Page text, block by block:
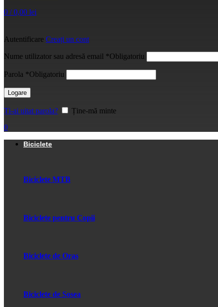
0 / 0,00 lei
Autentificare Creați un cont
Nume utilizator sau adresă email *Obligatoriu
Parola *Obligatoriu
Logare
Ți-ai uitat parola?
Ține-mă minte
0
Biciclete
Biciclete MTB
Biciclete pentru Copii
Biciclete de Oras
Biciclete de Sosea